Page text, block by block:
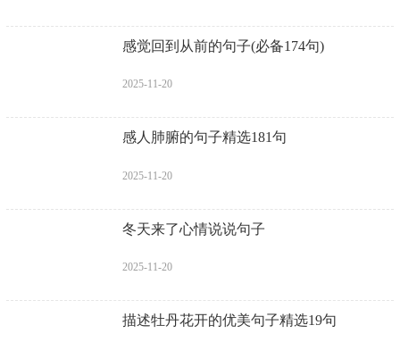
感觉回到从前的句子(必备174句)
2025-11-20
感人肺腑的句子精选181句
2025-11-20
冬天来了心情说说句子
2025-11-20
描述牡丹花开的优美句子精选19句